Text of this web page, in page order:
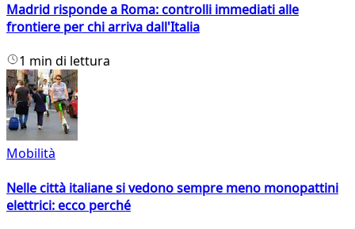
Madrid risponde a Roma: controlli immediati alle
frontiere per chi arriva dall'Italia
1 min di lettura
Mobilità
Nelle città italiane si vedono sempre meno monopattini
elettrici: ecco perché